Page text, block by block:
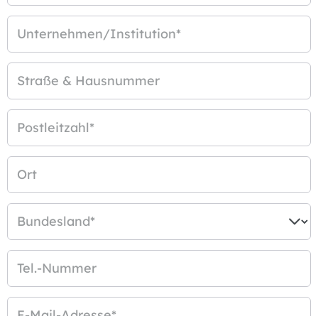
Unternehmen/Institution*
Straße & Hausnummer
Postleitzahl*
Ort
Bundesland*
Tel.-Nummer